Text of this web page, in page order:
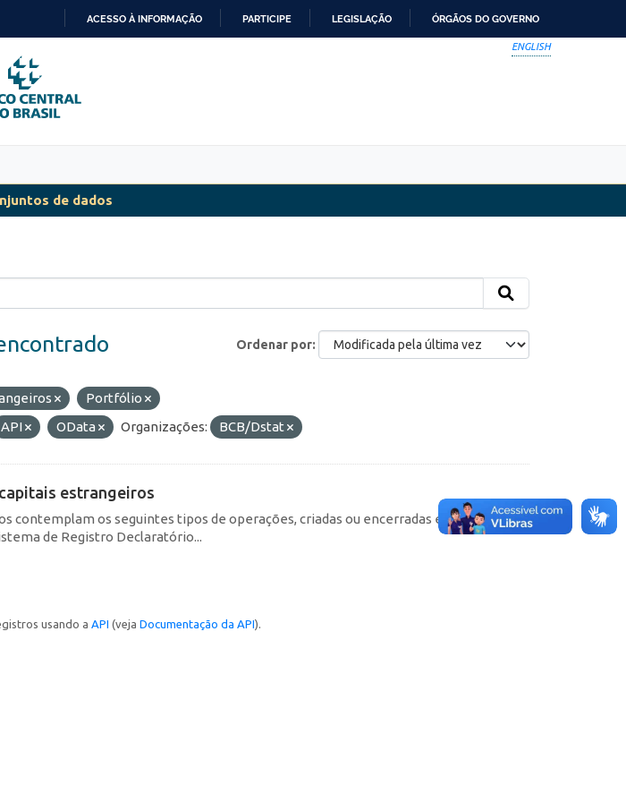
PARA
O
CONTEÚDO
ACESSO À INFORMAÇÃO PARTICIPE LEGISLAÇÃO ÓRGÃOS DO GOVERNO
ENGLISH
de dados
Ordenar por
Portfólio
API OData Organizações: BCB/Dstat
estrangeiros
contemplam os seguintes tipos de operações, criadas ou encerradas em cada
de Registro Declaratório...
usando a API (veja Documentação da API).